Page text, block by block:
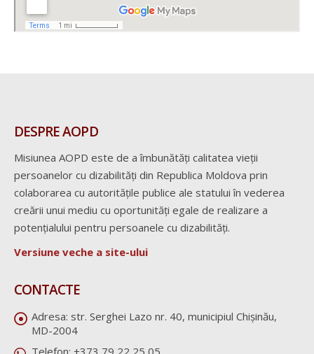
DESPRE AOPD
Misiunea AOPD este de a îmbunătăți calitatea vieții
persoanelor cu dizabilități din Republica Moldova prin
colaborarea cu autoritățile publice ale statului în vederea
creării unui mediu cu oportunități egale de realizare a
potențialului pentru persoanele cu dizabilități.
Versiune veche a site-ului
CONTACTE
Adresa: str. Serghei Lazo nr. 40, municipiul Chișinău,
MD-2004
Telefon: +373 79 22 25 05